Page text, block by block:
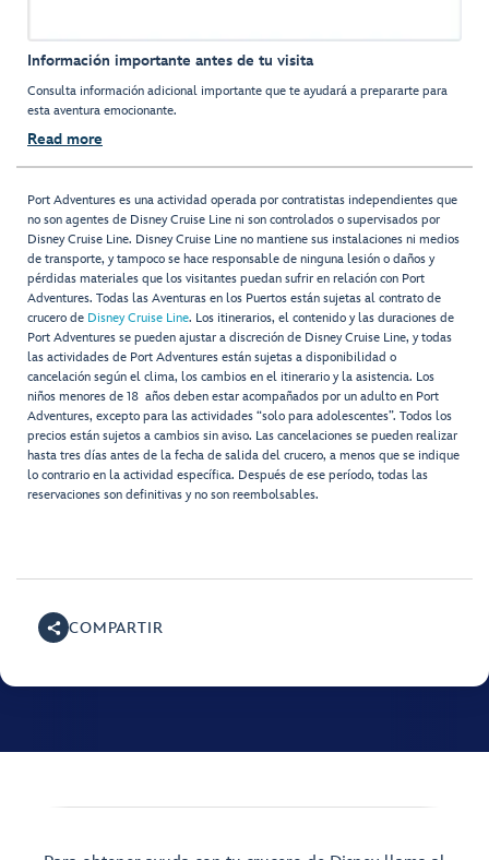
Información importante antes de tu visita
Consulta información adicional importante que te ayudará a prepararte para
esta aventura emocionante.
Read more
Port Adventures es una actividad operada por contratistas independientes que
no son agentes de Disney Cruise Line ni son controlados o supervisados por
Disney Cruise Line. Disney Cruise Line no mantiene sus instalaciones ni medios
de transporte, y tampoco se hace responsable de ninguna lesión o daños y
pérdidas materiales que los visitantes puedan sufrir en relación con Port
Adventures. Todas las Aventuras en los Puertos están sujetas al contrato de
crucero de Disney Cruise Line. Los itinerarios, el contenido y las duraciones de
Port Adventures se pueden ajustar a discreción de Disney Cruise Line, y todas
las actividades de Port Adventures están sujetas a disponibilidad o
cancelación según el clima, los cambios en el itinerario y la asistencia. Los
niños menores de 18 años deben estar acompañados por un adulto en Port
Adventures, excepto para las actividades “solo para adolescentes”. Todos los
precios están sujetos a cambios sin aviso. Las cancelaciones se pueden realizar
hasta tres días antes de la fecha de salida del crucero, a menos que se indique
lo contrario en la actividad específica. Después de ese período, todas las
reservaciones son definitivas y no son reembolsables.
COMPARTIR